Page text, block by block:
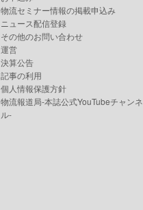
物流セミナー情報の掲載申込み
ニュース配信登録
その他のお問い合わせ
運営
決算公告
記事の利用
個人情報保護方針
物流報道局-本誌公式YouTubeチャンネ
ル-